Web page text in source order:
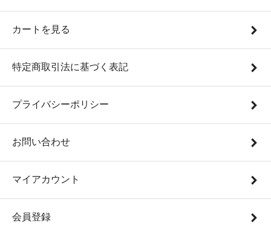
カートを見る
特定商取引法に基づく表記
プライバシーポリシー
お問い合わせ
マイアカウント
会員登録